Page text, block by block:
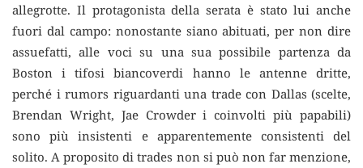
allegrotte. Il protagonista della serata è stato lui anche
fuori dal campo: nonostante siano abituati, per non dire
assuefatti, alle voci su una sua possibile partenza da
Boston i tifosi biancoverdi hanno le antenne dritte,
perché i rumors riguardanti una trade con Dallas (scelte,
Brendan Wright, Jae Crowder i coinvolti più papabili)
sono più insistenti e apparentemente consistenti del
solito. A proposito di trades non si può non far menzione,